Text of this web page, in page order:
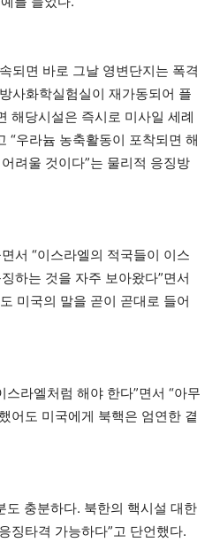
되면 바로 그날 영변단지는 폭격
사화학실험실이 재가동되어 플
해당시설은 즉시로 미사일 세례
“우라늄 농축활동이 포착되면 해
려울 것이다”는 물리적 응징방
서 “이스라엘의 적국들이 이스
하는 것을 자주 보아왔다”면서
미국의 말을 곧이 곧대로 들어
라엘처럼 해야 한다”면서 “아무
어도 미국에게 북핵은 엄연한 곁
도 충분하다. 북한의 핵시설 대한
징타격 가능하다”고 단언했다.